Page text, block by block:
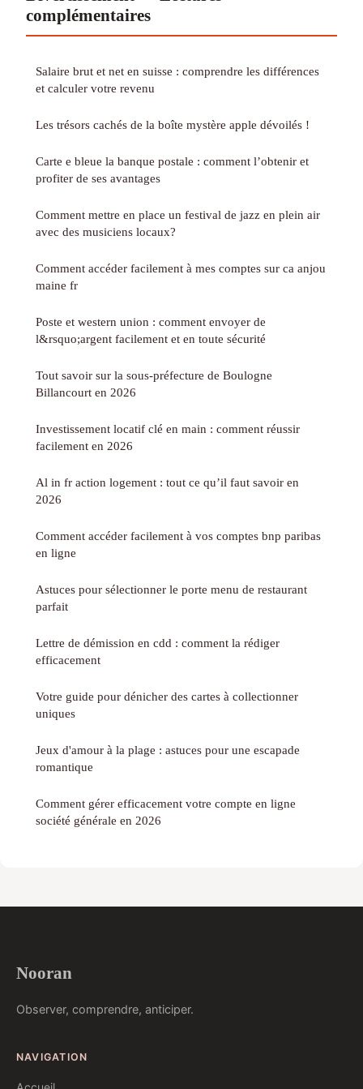
complémentaires
Salaire brut et net en suisse : comprendre les différences
et calculer votre revenu
Les trésors cachés de la boîte mystère apple dévoilés !
Carte e bleue la banque postale : comment l’obtenir et
profiter de ses avantages
Comment mettre en place un festival de jazz en plein air
avec des musiciens locaux?
Comment accéder facilement à mes comptes sur ca anjou
maine fr
Poste et western union : comment envoyer de
l&rsquo;argent facilement et en toute sécurité
Tout savoir sur la sous-préfecture de Boulogne
Billancourt en 2026
Investissement locatif clé en main : comment réussir
facilement en 2026
Al in fr action logement : tout ce qu’il faut savoir en
2026
Comment accéder facilement à vos comptes bnp paribas
en ligne
Astuces pour sélectionner le porte menu de restaurant
parfait
Lettre de démission en cdd : comment la rédiger
efficacement
Votre guide pour dénicher des cartes à collectionner
uniques
Jeux d'amour à la plage : astuces pour une escapade
romantique
Comment gérer efficacement votre compte en ligne
société générale en 2026
Nooran
Observer, comprendre, anticiper.
NAVIGATION